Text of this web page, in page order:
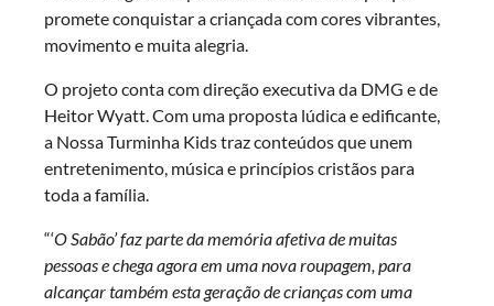
promete conquistar a criançada com cores vibrantes,
movimento e muita alegria.
O projeto conta com direção executiva da DMG e de
Heitor Wyatt. Com uma proposta lúdica e edificante,
a Nossa Turminha Kids traz conteúdos que unem
entretenimento, música e princípios cristãos para
toda a família.
“‘O Sabão’ faz parte da memória afetiva de muitas
pessoas e chega agora em uma nova roupagem, para
alcançar também esta geração de crianças com uma